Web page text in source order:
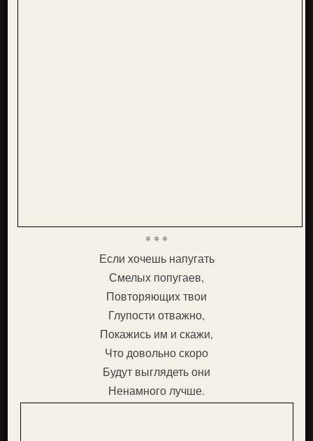
* * *
Если хочешь напугать
Смелых попугаев,
Повторяющих твои
Глупости отважно,
Покажись им и скажи,
Что довольно скоро
Будут выглядеть они
Ненамного лучше.